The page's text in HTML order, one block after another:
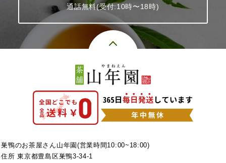
通話無料(受付:10時〜18時)
巣鴨のお茶屋さん山年園(営業時間10:00~18:00)
住所 東京都豊島区巣鴨3-34-1